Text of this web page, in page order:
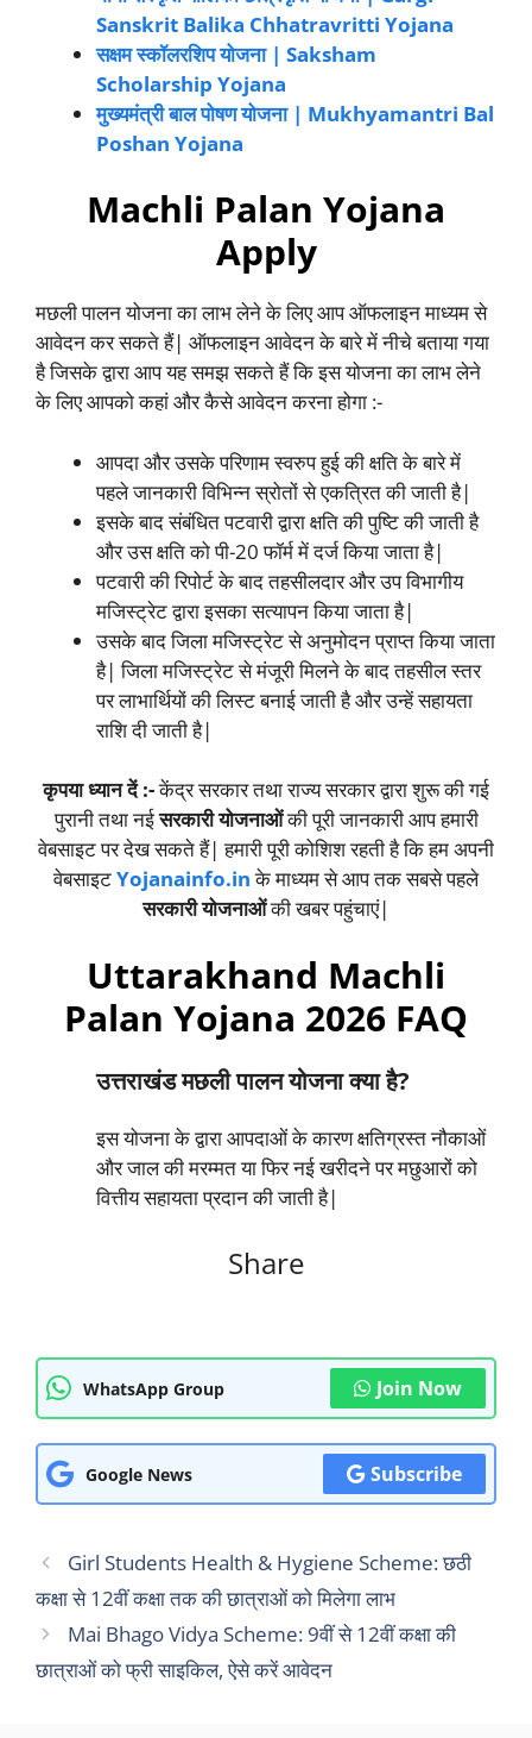
Sanskrit Balika Chhatravritti Yojana
सक्षम स्कॉलरशिप योजना | Saksham
Scholarship Yojana
मुख्यमंत्री बाल पोषण योजना | Mukhyamantri Bal
Poshan Yojana
Machli Palan Yojana
Apply
मछली पालन योजना का लाभ लेने के लिए आप ऑफलाइन माध्यम से
आवेदन कर सकते हैं| ऑफलाइन आवेदन के बारे में नीचे बताया गया
है जिसके द्वारा आप यह समझ सकते हैं कि इस योजना का लाभ लेने
के लिए आपको कहां और कैसे आवेदन करना होगा :-
आपदा और उसके परिणाम स्वरुप हुई की क्षति के बारे में
पहले जानकारी विभिन्न स्रोतों से एकत्रित की जाती है|
इसके बाद संबंधित पटवारी द्वारा क्षति की पुष्टि की जाती है
और उस क्षति को पी-20 फॉर्म में दर्ज किया जाता है|
पटवारी की रिपोर्ट के बाद तहसीलदार और उप विभागीय
मजिस्ट्रेट द्वारा इसका सत्यापन किया जाता है|
उसके बाद जिला मजिस्ट्रेट से अनुमोदन प्राप्त किया जाता
है| जिला मजिस्ट्रेट से मंजूरी मिलने के बाद तहसील स्तर
पर लाभार्थियों की लिस्ट बनाई जाती है और उन्हें सहायता
राशि दी जाती है|
कृपया ध्यान दें :-केंद्र सरकार तथा राज्य सरकार द्वारा शुरू की गई
पुरानी तथा नईसरकारी योजनाओंकी पूरी जानकारी आप हमारी
वेबसाइट पर देख सकते हैं| हमारी पूरी कोशिश रहती है कि हम अपनी
वेबसाइटYojanainfo.inके माध्यम से आप तक सबसे पहले
सरकारी योजनाओंकी खबर पहुंचाएं|
Uttarakhand Machli
Palan Yojana 2026 FAQ
उत्तराखंड मछली पालन योजना क्या है?
इस योजना के द्वारा आपदाओं के कारण क्षतिग्रस्त नौकाओं
और जाल की मरम्मत या फिर नई खरीदने पर मछुआरों को
वित्तीय सहायता प्रदान की जाती है|
Share
WhatsApp Group Join Now
Google News Subscribe
Girl Students Health & Hygiene Scheme: छठी
कक्षा से 12वीं कक्षा तक की छात्राओं को मिलेगा लाभ
Mai Bhago Vidya Scheme: 9वीं से 12वीं कक्षा की
छात्राओं को फ्री साइकिल, ऐसे करें आवेदन